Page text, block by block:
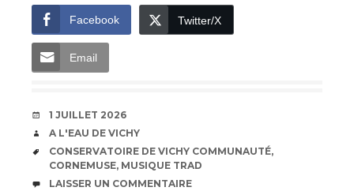
Facebook Twitter/X
Email
DATE
1 JUILLET 2026
AUTEUR
A L'EAU DE VICHY
ÉTIQUETTES
CONSERVATOIRE DE VICHY COMMUNAUTÉ,
CORNEMUSE, MUSIQUE TRAD
COMMENTAIRES
LAISSER UN COMMENTAIRE